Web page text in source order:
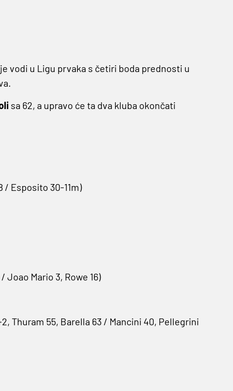
vodi u Ligu prvaka s četiri boda prednosti u
sa 62, a upravo će ta dva kluba okončati
/ Esposito 30-11m)
Joao Mario 3, Rowe 16)
Thuram 55, Barella 63 / Mancini 40, Pellegrini